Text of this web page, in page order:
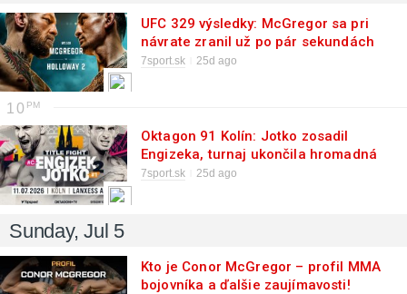
UFC 329 výsledky: McGregor sa pri
návrate zranil už po pár sekundách
7sport.sk 25d ago
10
Oktagon 91 Kolín: Jotko zosadil
Engizeka, turnaj ukončila hromadná
bitka
7sport.sk 25d ago
Sunday, Jul 5
Kto je Conor McGregor – profil MMA
bojovníka a ďalšie zaujímavosti!